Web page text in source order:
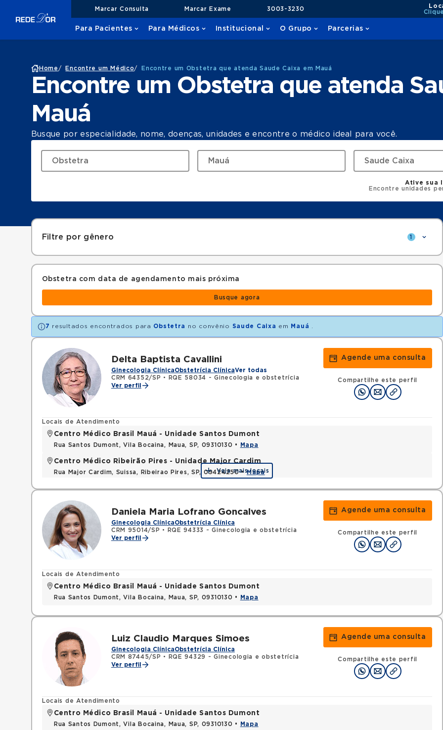
Marcar Consulta Marcar Exame 3003-3230
Para Pacientes Para Médicos Institucional O Grupo Parcerias
Home / Encontre um Médico/ Encontre um Obstetra que atenda Saude Caixa em Mauá
Encontre um Obstetra que atenda
Mauá
Busque por especialidade, nome, doenças, unidades e encontre o médico ideal para você.
Ative sua
Encontre unidades
Filtre por gênero 1
Obstetra com data de agendamento mais próxima
Busque agora
7 resultados encontrados para Obstetra no convênio Saude Caixa em Mauá
Delta Baptista Cavallini
Ginecologia ClínicaObstetrícia ClínicaVer todas
CRM 64352/SP •
RQE 58034 - Ginecologia e obstetrícia
Ver perfil
Agende uma consulta
Compartilhe este perfil
Locais de Atendimento
Centro Médico Brasil Mauá - Unidade Santos Dumont
Rua Santos Dumont, Vila Bocaina, Maua, SP, 09310130 • Mapa
Centro Médico Ribeirão Pires - Unidade Major Cardim
Rua Major Cardim, Suissa, Ribeirao Pires, SP, 09424250 •Mapa
Veja mais locais
Daniela Maria Lofrano Goncalves
Ginecologia ClínicaObstetrícia Clínica
CRM 95014/SP •
RQE 94333 - Ginecologia e obstetrícia
Ver perfil
Agende uma consulta
Compartilhe este perfil
Locais de Atendimento
Centro Médico Brasil Mauá - Unidade Santos Dumont
Rua Santos Dumont, Vila Bocaina, Maua, SP, 09310130 • Mapa
Luiz Claudio Marques Simoes
Ginecologia ClínicaObstetrícia Clínica
CRM 87445/SP •
RQE 94329 - Ginecologia e obstetrícia
Ver perfil
Agende uma consulta
Compartilhe este perfil
Locais de Atendimento
Centro Médico Brasil Mauá - Unidade Santos Dumont
Rua Santos Dumont, Vila Bocaina, Maua, SP, 09310130 • Mapa